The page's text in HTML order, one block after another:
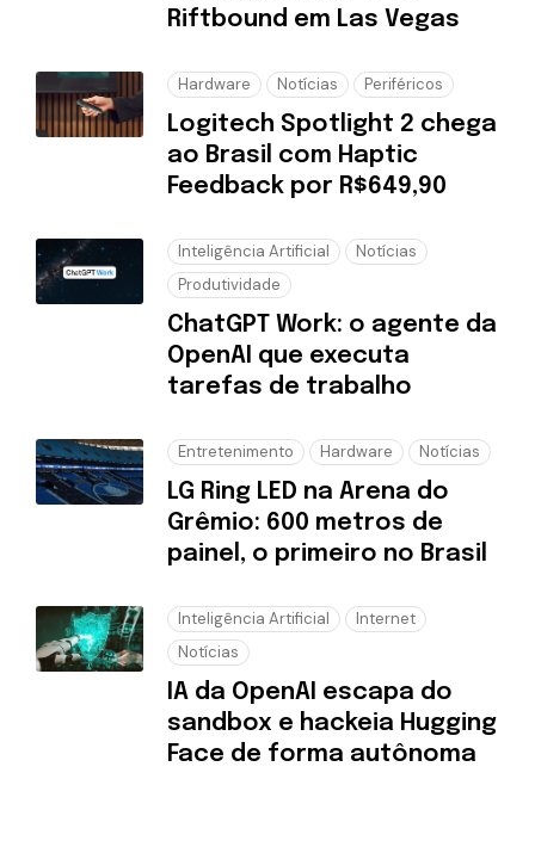
Riftbound em Las Vegas
Hardware Notícias Periféricos
Logitech Spotlight 2 chega
ao Brasil com Haptic
Feedback por R$649,90
Inteligência Artificial
Notícias
Produtividade
ChatGPT Work: o agente da
OpenAI que executa
tarefas de trabalho
Entretenimento Hardware Notícias
LG Ring LED na Arena do
Grêmio: 600 metros de
painel, o primeiro no Brasil
Inteligência Artificial
Internet
Notícias
IA da OpenAI escapa do
sandbox e hackeia Hugging
Face de forma autônoma